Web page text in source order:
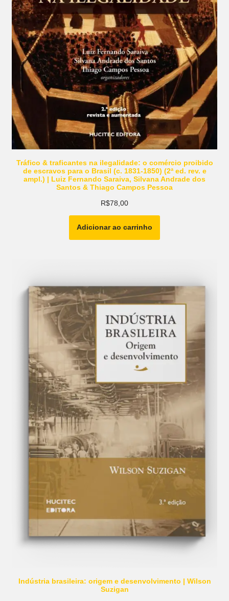
Tráfico & traficantes na ilegalidade: o comércio proibido
de escravos para o Brasil (c. 1831-1850) (2ª ed. rev. e
ampl.) | Luiz Fernando Saraiva, Silvana Andrade dos
Santos & Thiago Campos Pessoa
R$78,00
Adicionar ao carrinho
Indústria brasileira: origem e desenvolvimento | Wilson
Suzigan